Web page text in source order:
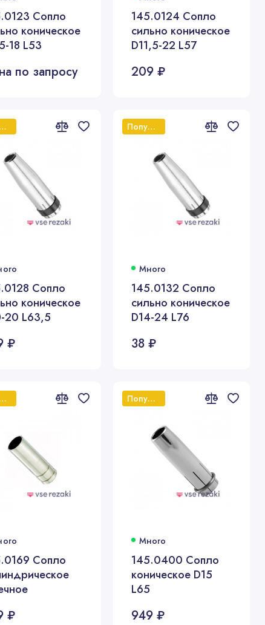
Сопло
коническое
18 L53
по запросу
145.0124 Сопло
сильно коническое
D11,5-22 L57
209 ₽
Сопло
коническое
20 L63,5
₽
Популярный
Много
145.0132 Сопло
сильно коническое
D14-24 L76
38 ₽
Сопло
₽
Популярный
Много
145.0400 Сопло
коническое D15
L65
949 ₽